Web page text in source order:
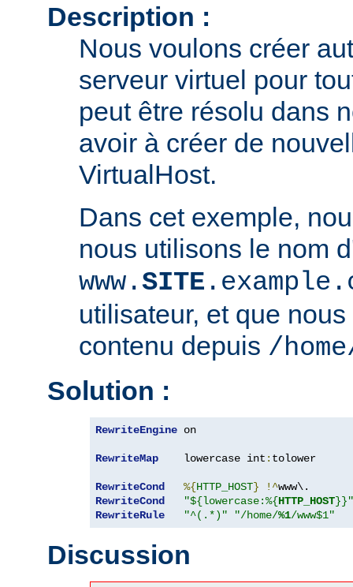
Description :
Nous voulons créer
serveur virtuel pour
peut être résolu dans
avoir à créer de
VirtualHost.
Dans cet exemple,
nous utilisons le nom
www.SITE
utilisateur, et que
contenu depuis /
Solution :
RewriteEngine on
RewriteMap
    lowercase int
: tolower
RewriteCond %{HTTP_HOST} !^
RewriteCond
"${lowercase:%{HTTP_HOST}}"
RewriteRule
"^(.*)" "/home/%1/www$1"
Discussion